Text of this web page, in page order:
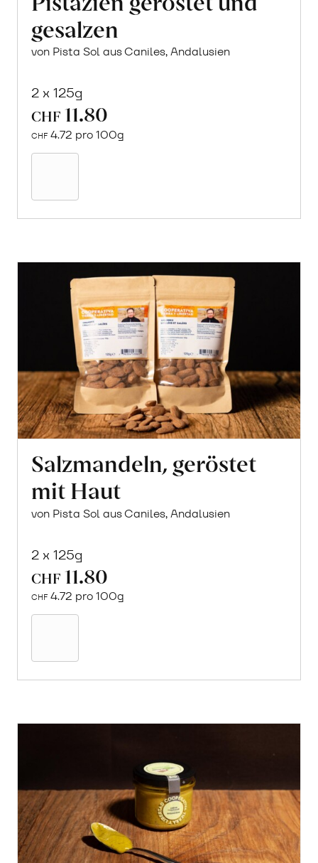
gesalzen
von Pista Sol aus Caniles, Andalusien
2 x 125g
CHF 11.80
CHF 4.72 pro 100g
Salzmandeln, geröstet
mit Haut
von Pista Sol aus Caniles, Andalusien
2 x 125g
CHF 11.80
CHF 4.72 pro 100g